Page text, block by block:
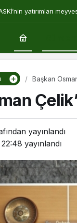
yatırımları
Başkan
yayınlandı
yayınlandı